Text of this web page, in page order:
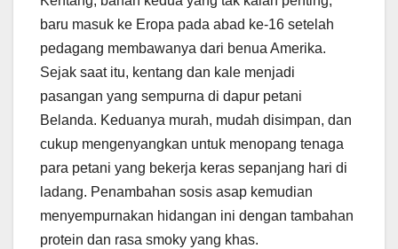
baru masuk ke Eropa pada abad ke-16 setelah
pedagang membawanya dari benua Amerika.
Sejak saat itu, kentang dan kale menjadi
pasangan yang sempurna di dapur petani
Belanda. Keduanya murah, mudah disimpan, dan
cukup mengenyangkan untuk menopang tenaga
para petani yang bekerja keras sepanjang hari di
ladang. Penambahan sosis asap kemudian
menyempurnakan hidangan ini dengan tambahan
protein dan rasa smoky yang khas.